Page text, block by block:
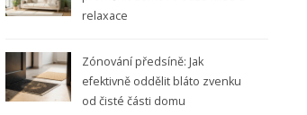
relaxace
Zónování předsíně: Jak
efektivně oddělit bláto zvenku
od čisté části domu